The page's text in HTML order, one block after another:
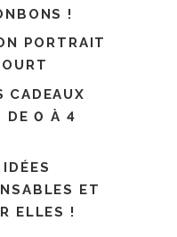
!
PORTRAIT
CADEAUX
DE 0 À 4
ET
ELLES !